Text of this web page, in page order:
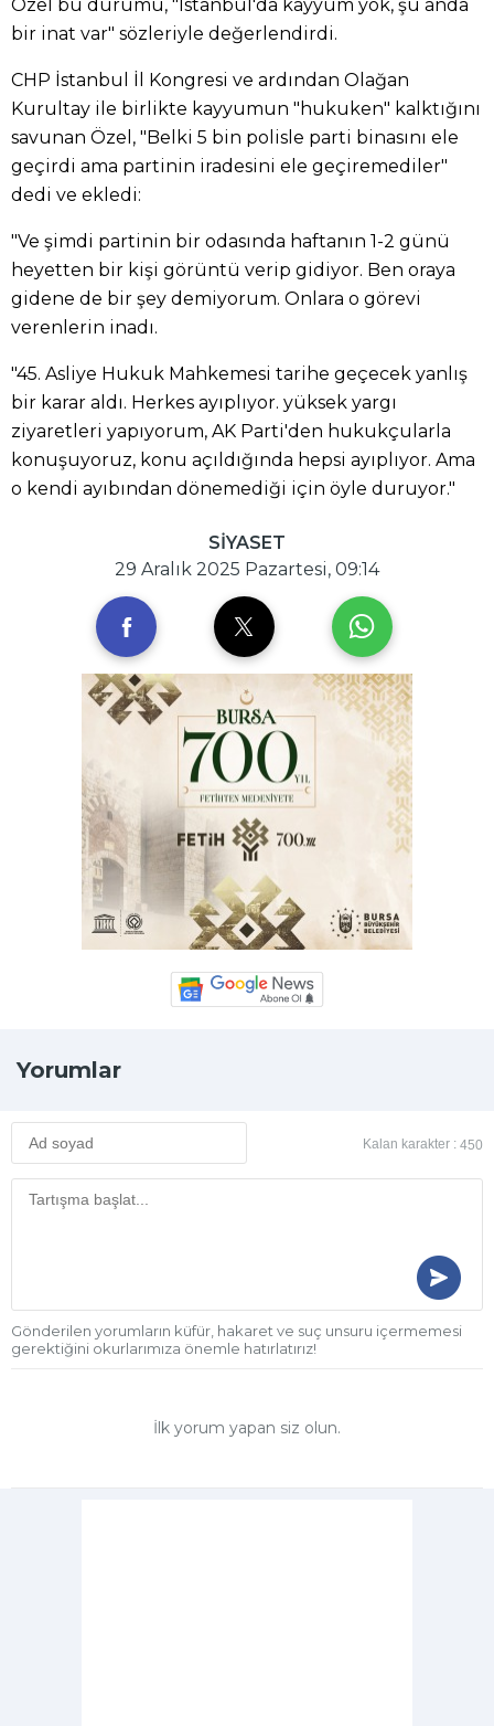
Özel bu durumu, "İstanbul'da kayyum yok, şu anda
bir inat var" sözleriyle değerlendirdi.
CHP İstanbul İl Kongresi ve ardından Olağan
Kurultay ile birlikte kayyumun "hukuken" kalktığını
savunan Özel, "Belki 5 bin polisle parti binasını ele
geçirdi ama partinin iradesini ele geçiremediler"
dedi ve ekledi:
"Ve şimdi partinin bir odasında haftanın 1-2 günü
heyetten bir kişi görüntü verip gidiyor. Ben oraya
gidene de bir şey demiyorum. Onlara o görevi
verenlerin inadı.
"45. Asliye Hukuk Mahkemesi tarihe geçecek yanlış
bir karar aldı. Herkes ayıplıyor. yüksek yargı
ziyaretleri yapıyorum, AK Parti'den hukukçularla
konuşuyoruz, konu açıldığında hepsi ayıplıyor. Ama
o kendi ayıbından dönemediği için öyle duruyor."
SİYASET
29 Aralık 2025 Pazartesi, 09:14
Yorumlar
Kalan karakter : 450
Gönderilen yorumların küfür, hakaret ve suç unsuru içermemesi
gerektiğini okurlarımıza önemle hatırlatırız!
İlk yorum yapan siz olun.